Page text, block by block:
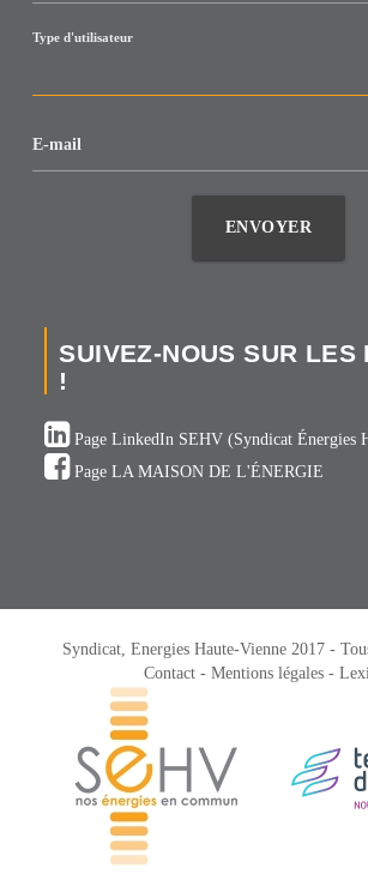
Type d'utilisateur
E-mail
ENVOYER
SUIVEZ-NOUS SUR LES
!
Page LinkedIn SEHV (Syndicat Énergies
Page LA MAISON DE L'ÉNERGIE
Syndicat, Energies Haute-Vienne 2017 -
Contact - Mentions légales -